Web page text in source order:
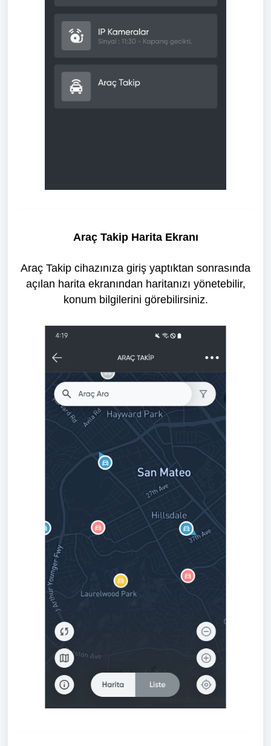
Araç Takip Harita Ekranı
Araç Takip cihazınıza giriş yaptıktan sonrasında
açılan harita ekranından haritanızı yönetebilir,
konum bilgilerini görebilirsiniz.